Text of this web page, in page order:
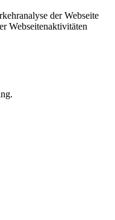
der Webseite
Webseitenaktivitäten